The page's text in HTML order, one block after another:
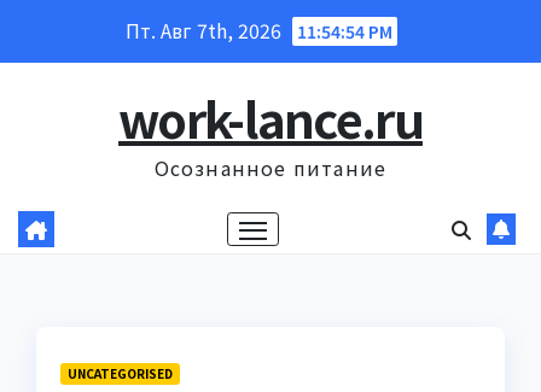
Пт. Авг 7th, 2026 11:54:55 PM
work-lance.ru
Осознанное питание
UNCATEGORISED